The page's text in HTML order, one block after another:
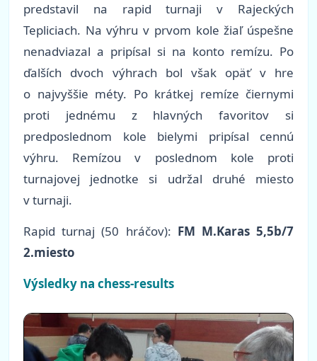
predstavil na rapid turnaji v Rajeckých
Tepliciach. Na výhru v prvom kole žiaľ úspešne
nenadviazal a pripísal si na konto remízu. Po
ďalších dvoch výhrach bol však opäť v hre
o najvyššie méty. Po krátkej remíze čiernymi
proti jednému z hlavných favoritov si
predposlednom kole bielymi pripísal cennú
výhru. Remízou v poslednom kole proti
turnajovej jednotke si udržal druhé miesto
v turnaji.
Rapid turnaj (50 hráčov): FM M.Karas 5,5b/7
2.miesto
Výsledky na chess-results